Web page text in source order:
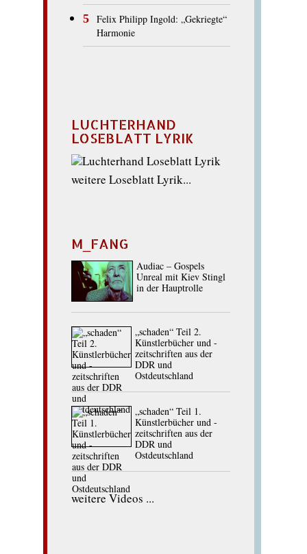
Felix Philipp Ingold: „Gekriegte“
Harmonie
LUCHTERHAND
LOSEBLATT LYRIK
weitere Loseblatt Lyrik...
M_FANG
Audiac – Gospels
Unreal mit Kiev Stingl
in der Hauptrolle
„schaden“ Teil 2.
Künstlerbücher und -
zeitschriften aus der
DDR und
Ostdeutschland
„schaden“ Teil 1.
Künstlerbücher und -
zeitschriften aus der
DDR und
Ostdeutschland
weitere Videos ...